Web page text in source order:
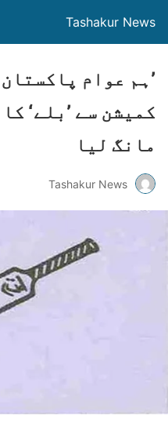
Tashakur News
’ہم عوام
کمیشن سے ’بلے‘
مانگ لیا
Tashakur News